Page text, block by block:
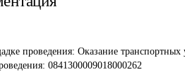
проведения: Оказание транспортных
0841300009018000262